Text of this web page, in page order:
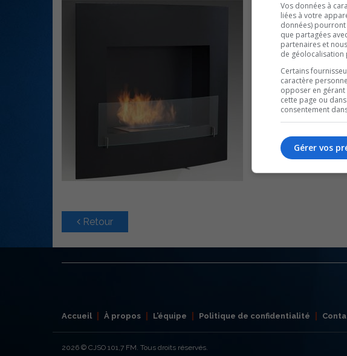
Retour
Accueil À propos L’équipe Politique de confidentialité
2026 © CJSO 101,7 FM. Tous droits réservés.
Vos données à
liées à votre
données)
que partagées
partenaires et
de géolocalisation
Certains
caractère
opposer en gérant
cette page ou
consentement
Gérer vos